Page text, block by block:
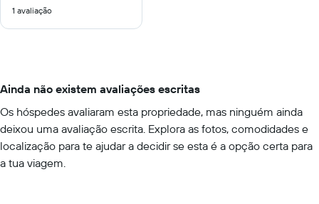
10
1 avaliação
Ainda não existem avaliações escritas
Os hóspedes avaliaram esta propriedade, mas ninguém ainda
deixou uma avaliação escrita. Explora as fotos, comodidades e
localização para te ajudar a decidir se esta é a opção certa para
a tua viagem.